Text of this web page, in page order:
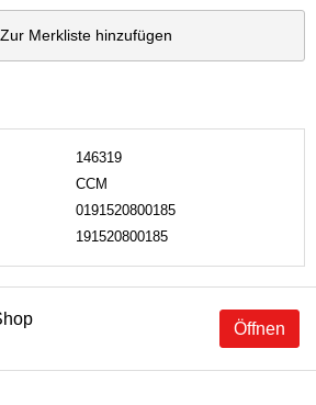
Zur Merkliste hinzufügen
146319
CCM
0191520800185
191520800185
Öffnen